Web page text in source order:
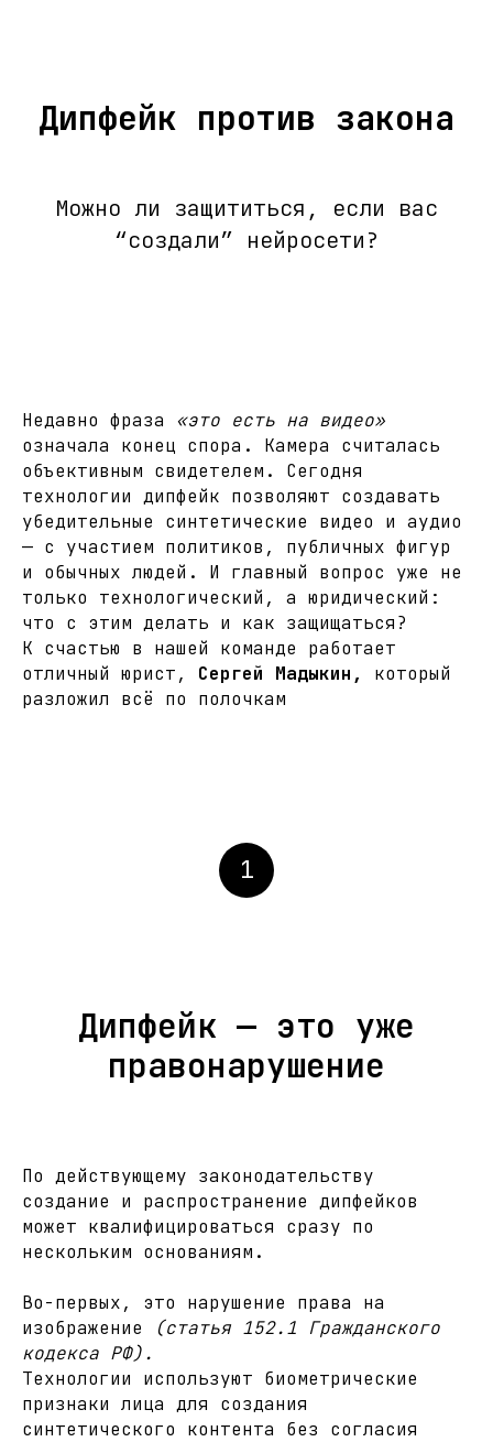
Дипфейк против закона
Можно ли защититься, если вас
“создали” нейросети?
Недавно фраза «это есть на видео»
означала конец спора. Камера считалась
объективным свидетелем. Сегодня
технологии дипфейк позволяют создавать
убедительные синтетические видео и аудио
— с участием политиков, публичных фигур
и обычных людей. И главный вопрос уже не
только технологический, а юридический:
что с этим делать и как защищаться?
К счастью в нашей команде работает
отличный юрист, Сергей Мадыкин,
который
разложил всё по полочкам
1
Дипфейк — это уже
правонарушение
По действующему законодательству
создание и распространение дипфейков
может квалифицироваться сразу по
нескольким основаниям.
Во-первых, это нарушение права на
изображение
(статья 152.1 Гражданского
кодекса РФ).
Технологии используют биометрические
признаки лица для создания
синтетического контента без согласия